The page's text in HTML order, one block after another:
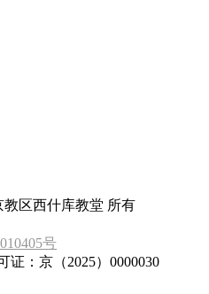
教区西什库教堂 所有
号
证：京（2025）0000030